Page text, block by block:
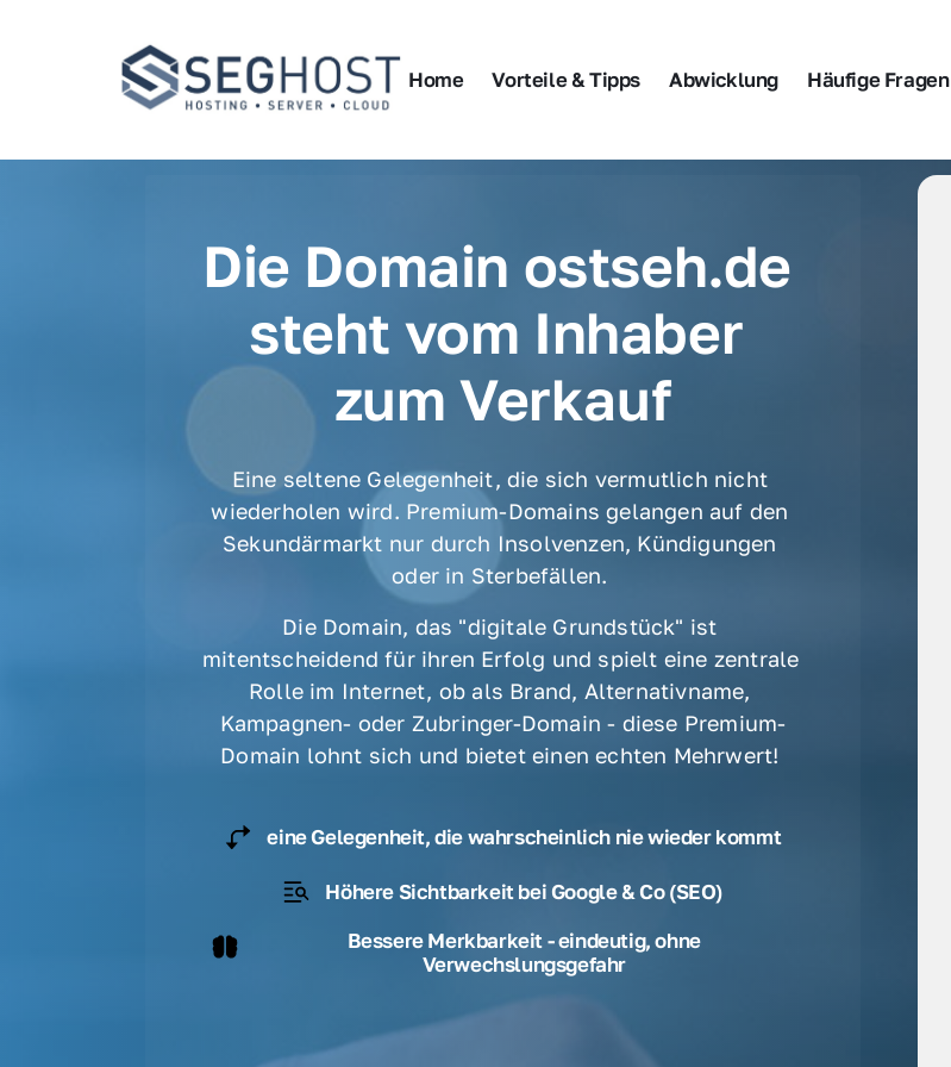
Home Vorteile & Tipps Abwicklung Häufige Fragen
Die Domain ostseh.de
steht vom Inhaber
zum Verkauf
Eine seltene Gelegenheit, die sich vermutlich nicht
wiederholen wird. Premium-Domains gelangen auf den
Sekundärmarkt nur durch Insolvenzen, Kündigungen
oder in Sterbefällen.
Die Domain, das "digitale Grundstück" ist
mitentscheidend für ihren Erfolg und spielt eine zentrale
Rolle im Internet, ob als Brand, Alternativname,
Kampagnen- oder Zubringer-Domain - diese Premium-
Domain lohnt sich und bietet einen echten Mehrwert!
eine Gelegenheit, die wahrscheinlich nie wieder kommt
Höhere Sichtbarkeit bei Google & Co (SEO)
Bessere Merkbarkeit - eindeutig, ohne
Verwechslungsgefahr